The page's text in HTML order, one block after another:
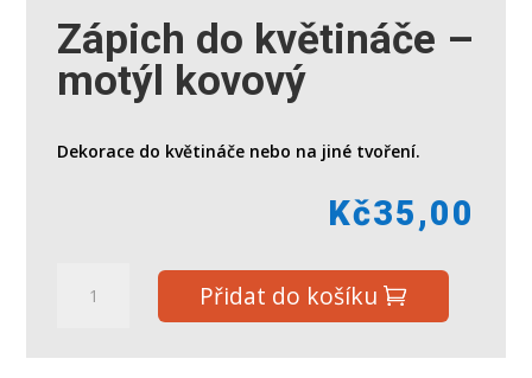
Zápich do květináče –
motýl kovový
Dekorace do květináče nebo na jiné tvoření.
Kč35,00
Přidat do košíku